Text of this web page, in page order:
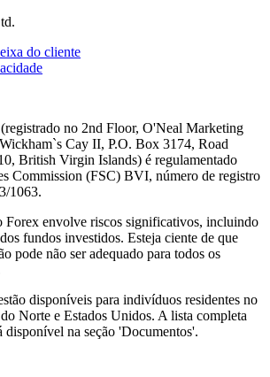
do cliente
no 2nd Floor, O'Neal Marketing
Cay II, P.O. Box 3174, Road
British Virgin Islands) é regulamentado
Commission (FSC) BVI, número de registro
1063.
Forex envolve riscos significativos, incluindo
fundos investidos. Esteja ciente de que
pode não ser adequado para todos os
disponíveis para indivíduos residentes no
Norte e Estados Unidos. A lista completa
disponível na seção 'Documentos'.